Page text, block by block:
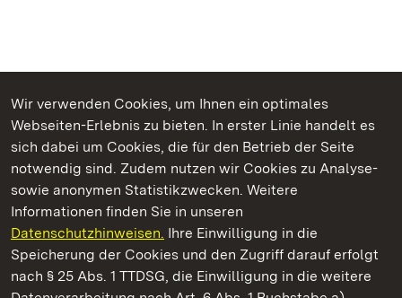
Wir verwenden Cookies, um Ihnen ein optimales
Webseiten-Erlebnis zu bieten. In erster Linie handelt es
sich dabei um Cookies, die für den Betrieb der Seite
notwendig sind. Zudem nutzen wir Cookies zu Analyse-
sowie anonymen Statistikzwecken. Weitere
Informationen finden Sie in unseren
Datenschutzhinweisen. Ihre Einwilligung in die
Speicherung der Cookies und den Zugriff darauf erfolgt
nach § 25 Abs. 1 TTDSG, die Einwilligung in die weitere
Kommen. Staunen. Genießen.
Staatliche Schlösser und Gärten Baden‑Württemberg
Staatliche Schlösser und Gärten Baden-Württemberg